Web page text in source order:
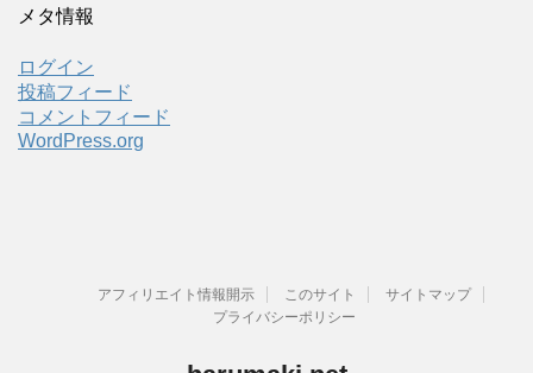
カ
ブ
メタ情報
ログイン
投稿フィード
コメントフィード
WordPress.org
アフィリエイト情報開示 このサイト
サイトマップ
プライバシーポリシー